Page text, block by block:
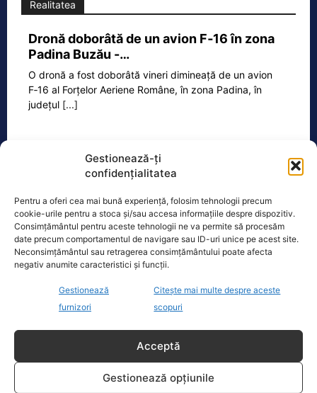
Gestionează-ți
confidențialitatea
Pentru a oferi cea mai bună experiență, folosim tehnologii precum
cookie-urile pentru a stoca și/sau accesa informațiile despre dispozitiv.
Consimțământul pentru aceste tehnologii ne va permite să procesăm
date precum comportamentul de navigare sau ID-uri unice pe acest site.
Neconsimțământul sau retragerea consimțământului poate afecta
negativ anumite caracteristici și funcții.
Gestionează
furnizori
Citește mai multe despre aceste
scopuri
Acceptă
Gestionează opțiunile
Realitatea
Dronă doborâtă de un avion F‑16 în zona
Padina Buzău -…
O dronă a fost doborâtă vineri dimineață de un avion
F‑16 al Forțelor Aeriene Române, în zona Padina, în
județul [...]
Cristoiu: Bolojan, Fritz, Kelemen au tot
interesul să blocheze formarea unui…
Ion Cristoiu a lansat, miercuri seară, în
direct la Realitatea PLUS, un atac dur
la adresa lui Ilie Bolojan și